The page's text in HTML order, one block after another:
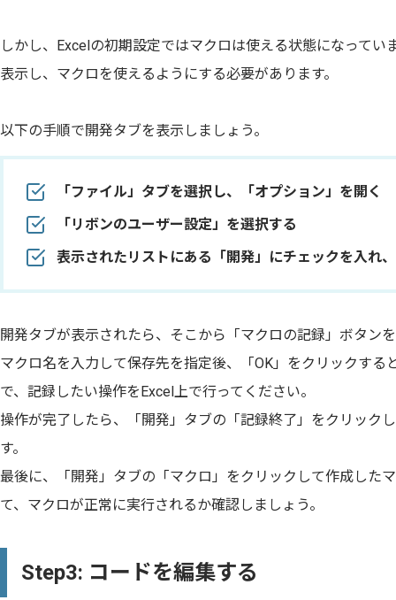
しかし、Excelの初期設定ではマクロは使える状態になってい
表示し、マクロを使えるようにする必要があります。
以下の手順で開発タブを表示しましょう。
「ファイル」タブを選択し、「オプション」を開く
「リボンのユーザー設定」を選択する
表示されたリストにある「開発」にチェックを入れ
開発タブが表示されたら、そこから「マクロの記録」ボタン
マクロ名を入力して保存先を指定後、「OK」をクリックする
で、記録したい操作をExcel上で行ってください。
操作が完了したら、「開発」タブの「記録終了」をクリック
す。
最後に、「開発」タブの「マクロ」をクリックして作成した
て、マクロが正常に実行されるか確認しましょう。
Step3: コードを編集する